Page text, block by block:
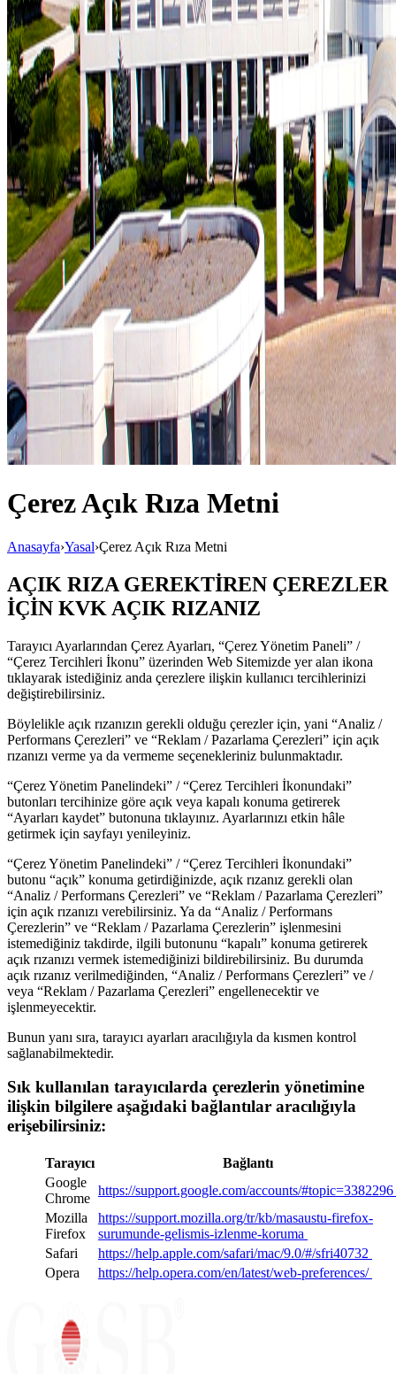
Çerez Açık Rıza Metni
Anasayfa›Yasal›Çerez Açık Rıza Metni
AÇIK RIZA GEREKTİREN ÇEREZLER
İÇİN KVK AÇIK RIZANIZ
Tarayıcı Ayarlarından Çerez Ayarları, “Çerez Yönetim Paneli” /
“Çerez Tercihleri İkonu” üzerinden Web Sitemizde yer alan ikona
tıklayarak istediğiniz anda çerezlere ilişkin kullanıcı tercihlerinizi
değiştirebilirsiniz.
Böylelikle açık rızanızın gerekli olduğu çerezler için, yani “Analiz /
Performans Çerezleri” ve “Reklam / Pazarlama Çerezleri” için açık
rızanızı verme ya da vermeme seçenekleriniz bulunmaktadır.
“Çerez Yönetim Panelindeki” / “Çerez Tercihleri İkonundaki”
butonları tercihinize göre açık veya kapalı konuma getirerek
“Ayarları kaydet” butonuna tıklayınız. Ayarlarınızı etkin hâle
getirmek için sayfayı yenileyiniz.
“Çerez Yönetim Panelindeki” / “Çerez Tercihleri İkonundaki”
butonu “açık” konuma getirdiğinizde, açık rızanız gerekli olan
“Analiz / Performans Çerezleri” ve “Reklam / Pazarlama Çerezleri”
için açık rızanızı verebilirsiniz. Ya da “Analiz / Performans
Çerezlerin” ve “Reklam / Pazarlama Çerezlerin” işlenmesini
istemediğiniz takdirde, ilgili butonunu “kapalı” konuma getirerek
açık rızanızı vermek istemediğinizi bildirebilirsiniz. Bu durumda
açık rızanız verilmediğinden, “Analiz / Performans Çerezleri” ve /
veya “Reklam / Pazarlama Çerezleri” engellenecektir ve
işlenmeyecektir.
Bunun yanı sıra, tarayıcı ayarları aracılığıyla da kısmen kontrol
sağlanabilmektedir.
Sık kullanılan tarayıcılarda çerezlerin yönetimine
ilişkin bilgilere aşağıdaki bağlantılar aracılığıyla
erişebilirsiniz:
Tarayıcı
Bağlantı
Google
Chrome
https://support.google.com/accounts/#topic=3382296
Mozilla
Firefox
https://support.mozilla.org/tr/kb/masaustu-firefox-
surumunde-gelismis-izlenme-koruma
Safari
https://help.apple.com/safari/mac/9.0/#/sfri40732
Opera
https://help.opera.com/en/latest/web-preferences/